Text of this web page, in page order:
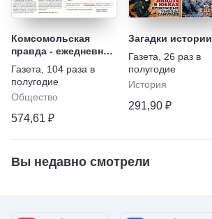
Комсомольская
правда - ежедневная
газета
Газета
104 раза в
полугодие
Общество
574,61 ₽
Загадки истории
Газета
26 раз в
полугодие
История
291,90 ₽
Вы недавно смотрели